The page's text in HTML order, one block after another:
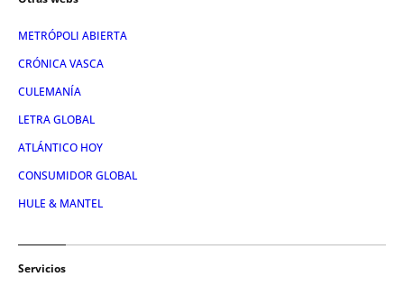
METRÓPOLI ABIERTA
CRÓNICA VASCA
CULEMANÍA
LETRA GLOBAL
ATLÁNTICO HOY
CONSUMIDOR GLOBAL
HULE & MANTEL
Servicios